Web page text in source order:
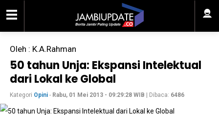
Oleh : K.A.Rahman
50 tahun Unja: Ekspansi Intelektual
dari Lokal ke Global
Kategori Opini - Rabu, 01 Mei 2013 - 09:29:28 WIB | Dibaca: 6486